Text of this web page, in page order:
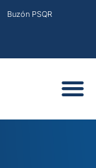
Buzón PSQR